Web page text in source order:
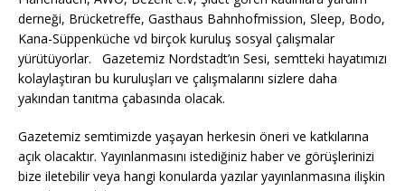
derneği, Brücketreffe, Gasthaus Bahnhofmission, Sleep, Bodo,
Kana-Süppenküche vd birçok kuruluş sosyal çalışmalar
yürütüyorlar. Gazetemiz Nordstadt’ın Sesi, semtteki hayatımızı
kolaylaştıran bu kuruluşları ve çalışmalarını sizlere daha
yakından tanıtma çabasında olacak.
Gazetemiz semtimizde yaşayan herkesin öneri ve katkılarına
açık olacaktır. Yayınlanmasını istediğiniz haber ve görüşlerinizi
bize iletebilir veya hangi konularda yazılar yayınlanmasına ilişkin